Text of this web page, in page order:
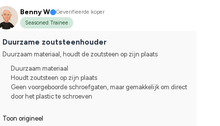
Benny W
Geverifieerde koper
Seasoned Trainee
Duurzame zoutsteenhouder
Duurzaam materiaal, houdt de zoutsteen op zijn plaats
Duurzaam materiaal
Houdt zoutsteen op zijn plaats
Geen voorgeboorde schroefgaten, maar gemakkelijk om direct
door het plastic te schroeven
Toon origineel